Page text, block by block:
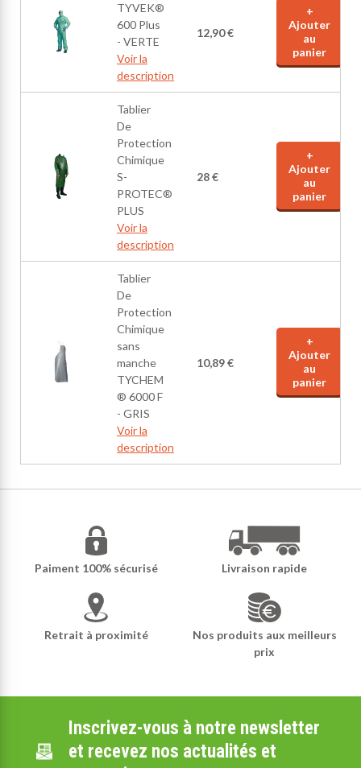
TYVEK®
600 Plus
- VERTE
Voir la
description
12,90 €
+
Ajouter
au
panier
Tablier
De
Protection
Chimique
S-
PROTEC®
PLUS
Voir la
description
28 €
+
Ajouter
au
panier
Tablier
De
Protection
Chimique
sans
manche
TYCHEM
® 6000 F
- GRIS
Voir la
description
10,89 €
+
Ajouter
au
panier
Paiment 100% sécurisé Livraison rapide
Retrait à proximité
Nos produits aux meilleurs
prix
Inscrivez-vous à notre newsletter
et recevez nos actualités et